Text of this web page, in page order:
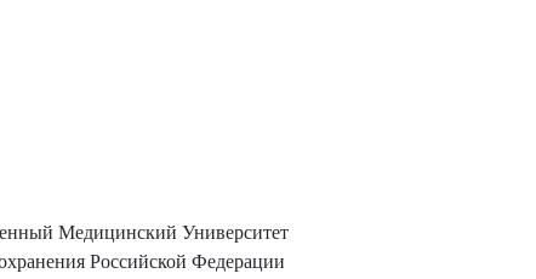
Медицинский Университет
Российской Федерации